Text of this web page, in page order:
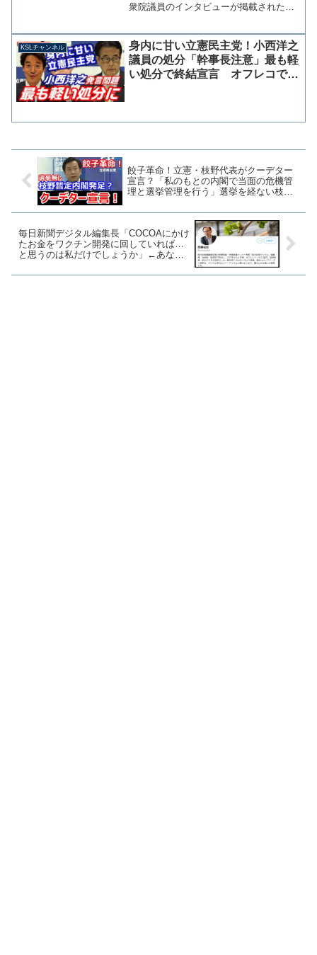
衆院議員のインタビューが掲載された。
力しないヤツは認められないというタイ
プ」と評した。しかし、...
KSLチャンネル
身内に甘い立憲民主党！小西洋之
議員の処分「幹事長注意」最も軽
い処分で終結宣言 オフレコでな
餃子革命！立憲・枝野代表がクーデター
宣言？「私のもとの内閣で当面の危機管
理と選挙管理を行う」選挙を経ない枝野
毎日新聞デジタル編集長「COCOAにかけ
たお金をワクチン開発に回していれば…
と思うのは私だけでしょうか」←あなた